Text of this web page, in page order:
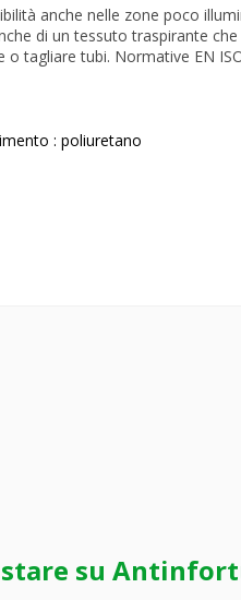
anche nelle zone poco
di un tessuto traspirante
tagliare tubi. Normative EN
: poliuretano
su